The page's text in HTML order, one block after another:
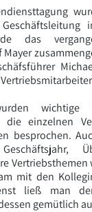
das
wichtige
die einzelnen
besprochen.
Vertriebsthemen
mit den
ließ man
gemütlich